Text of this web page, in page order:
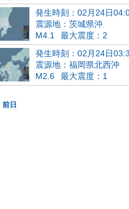
発生時刻：02月24日
震源地：茨城県沖
M4.1
最大震度：2
発生時刻：02月24日
震源地：福岡県北西沖
M2.6
最大震度：1
前日